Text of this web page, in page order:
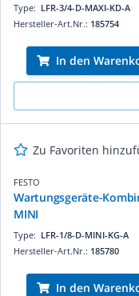
Type: LFR-3/4-D-MAXI-KD-A
Hersteller-Art.Nr.: 185754
In den
Zu Favoriten
FESTO
Wartungsgeräte-
MINI
Type: LFR-1/8-D-MINI-KG-A
Hersteller-Art.Nr.: 185780
In den